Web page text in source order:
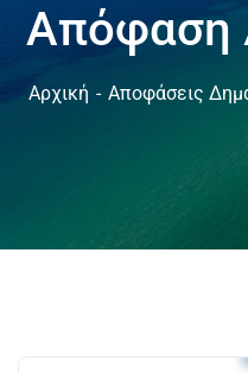
Απόφαση
Αρχική Αποφάσεις